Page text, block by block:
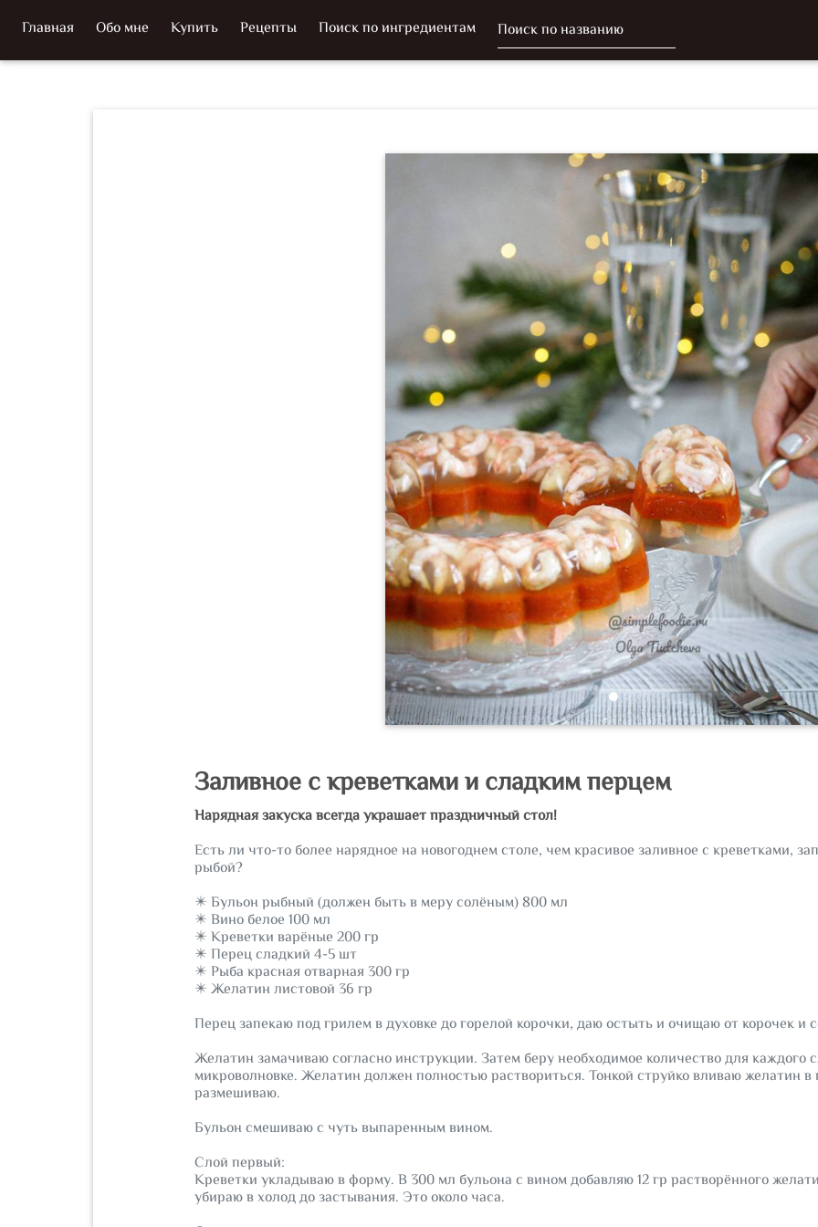
Главная Обо мне Купить Рецепты Поиск по ингредиентам
Previous
Заливное с креветками и сладким перцем
Нарядная закуска всегда украшает праздничный стол!
Есть ли что-то более нарядное на новогоднем столе, чем красивое заливное с креветками,
рыбой?
✴️ Бульон рыбный (должен быть в меру солёным) 800 мл
✴️ Вино белое 100 мл
✴️ Креветки варёные 200 гр
✴️ Перец сладкий 4-5 шт
✴️ Рыба красная отварная 300 гр
✴️ Желатин листовой 36 гр
Перец запекаю под грилем в духовке до горелой корочки, даю остыть и очищаю от корочек и
Желатин замачиваю согласно инструкции. Затем беру необходимое количество для каждого
микроволновке. Желатин должен полностью раствориться. Тонкой струйко вливаю желатин
размешиваю.
Бульон смешиваю с чуть выпаренным вином.
Слой первый:
Креветки укладываю в форму. В 300 мл бульона с вином добавляю 12 гр растворённого
убираю в холод до застывания. Это около часа.